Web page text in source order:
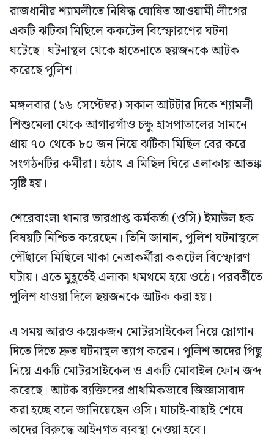
রাজধানীর শ্যামলীতে নিষিদ্ধ ঘোষিত আওয়ামী লীগের
একটি ঝটিকা মিছিলে ককটেল বিস্ফোরণের ঘটনা
ঘটেছে। ঘটনাস্থল থেকে হাতেনাতে ছয়জনকে আটক
করেছে পুলিশ।
মঙ্গলবার (১৬ সেপ্টেম্বর) সকাল আটটার দিকে শ্যামলী
শিশুমেলা থেকে আগারগাঁও চক্ষু হাসপাতালের সামনে
প্রায় ৭০ থেকে ৮০ জন নিয়ে ঝটিকা মিছিল বের করে
সংগঠনটির কর্মীরা। হঠাৎ এ মিছিল ঘিরে এলাকায় আতঙ্ক
সৃষ্টি হয়।
শেরেবাংলা থানার ভারপ্রাপ্ত কর্মকর্তা (ওসি) ইমাউল হক
বিষয়টি নিশ্চিত করেছেন। তিনি জানান, পুলিশ ঘটনাস্থলে
পৌঁছালে মিছিলে থাকা নেতাকর্মীরা ককটেল বিস্ফোরণ
ঘটায়। এতে মুহূর্তেই এলাকা থমথমে হয়ে ওঠে। পরবর্তীতে
পুলিশ ধাওয়া দিলে ছয়জনকে আটক করা হয়।
এ সময় আরও কয়েকজন মোটরসাইকেল নিয়ে স্লোগান
দিতে দিতে দ্রুত ঘটনাস্থল ত্যাগ করেন। পুলিশ তাদের পিছু
নিয়ে একটি মোটরসাইকেল ও একটি মোবাইল ফোন জব্দ
করেছে। আটক ব্যক্তিদের প্রাথমিকভাবে জিজ্ঞাসাবাদ
করা হচ্ছে বলে জানিয়েছেন ওসি। যাচাই-বাছাই শেষে
তাদের বিরুদ্ধে আইনগত ব্যবস্থা নেওয়া হবে।